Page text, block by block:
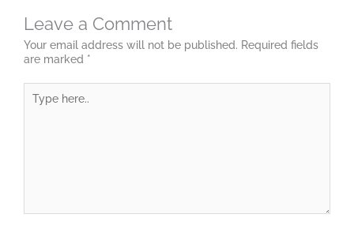
Leave a Comment
Your email address will not be published. Required fields
are marked *
here..